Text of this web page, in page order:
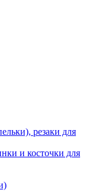
резаки для
и косточки для